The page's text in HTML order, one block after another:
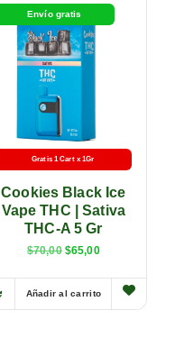
Envío gratis
Gratis 1 Cart x 1Gr
Cookies Black Ice
Vape THC | Sativa
THC-A 5 Gr
$70,00 $65,00
Añadir al carrito